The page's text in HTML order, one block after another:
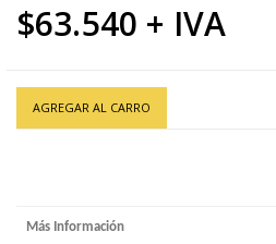
$63.540
AGREGAR AL CARRO
Más Información